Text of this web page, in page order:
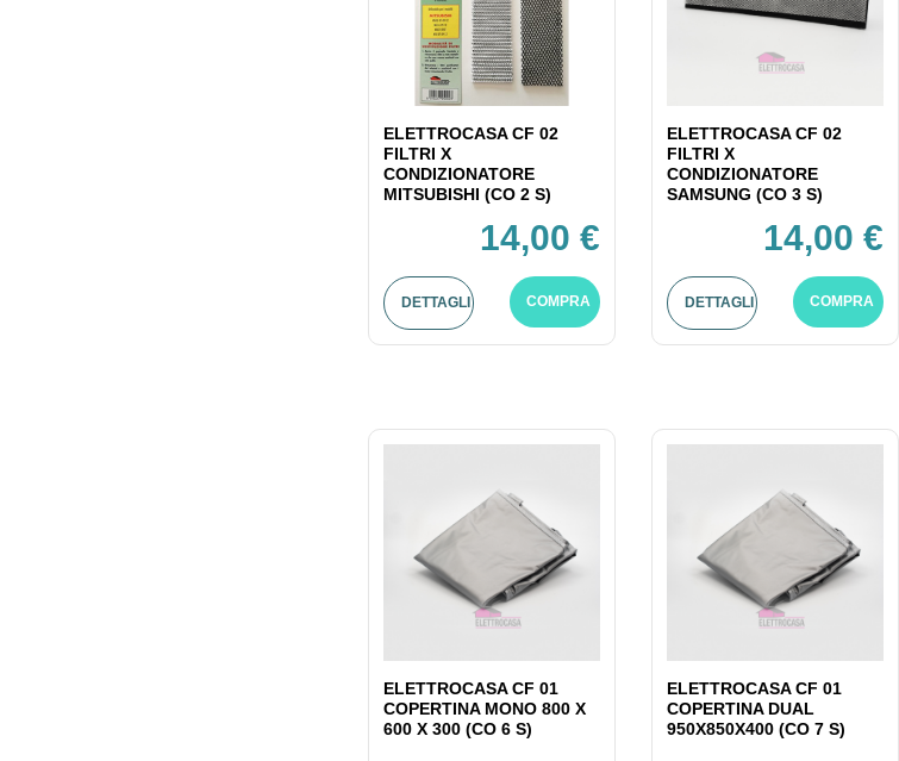
ELETTROCASA CF 02
FILTRI X
CONDIZIONATORE
MITSUBISHI (CO 2 S)
14,00 €
DETTAGLI COMPRA
ELETTROCASA CF 02
FILTRI X
CONDIZIONATORE
SAMSUNG (CO 3 S)
14,00 €
DETTAGLI COMPRA
ELETTROCASA CF 01
COPERTINA MONO 800 X
600 X 300 (CO 6 S)
ELETTROCASA CF 01
COPERTINA DUAL
950X850X400 (CO 7 S)